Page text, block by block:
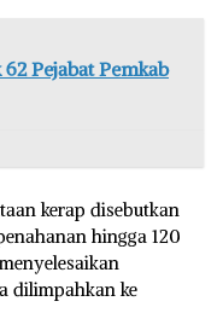
Pejabat Pemkab
kerap disebutkan
hingga 120
dilimpahkan ke